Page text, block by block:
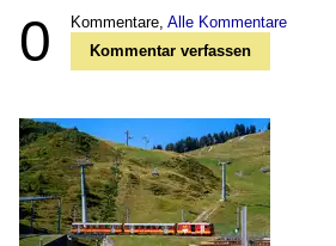
0 Kommentare, Alle Kommentare
Kommentar verfassen